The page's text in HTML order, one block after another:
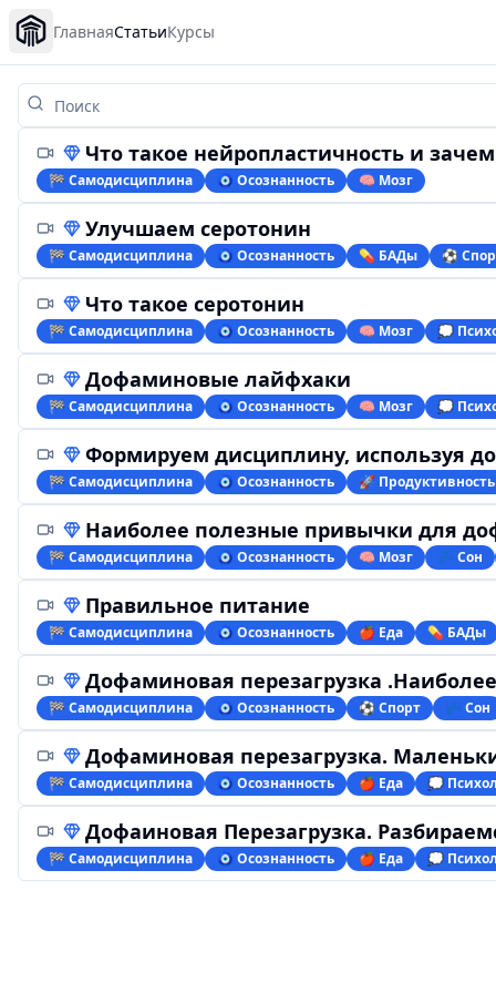
ГлавнаяСтатьиКурсы
Что такое нейропластичность и зачем она нужна
🏁 Самодисциплина 🧿 Осознанность 🧠 Мозг
Улучшаем серотонин
🏁 Самодисциплина 🧿 Осознанность 💊 БАДы ⚽️
Что такое серотонин
🏁 Самодисциплина 🧿 Осознанность 🧠 Мозг 💭
Дофаминовые лайфхаки
🏁 Самодисциплина 🧿 Осознанность 🧠 Мозг 💭
Формируем дисциплину, используя
🏁 Самодисциплина 🧿 Осознанность 🚀 Продуктивность
Наиболее полезные привычки для
🏁 Самодисциплина 🧿 Осознанность 🧠 Мозг 💤 Сон
Правильное питание
🏁 Самодисциплина 🧿 Осознанность 🍎 Еда 💊 БАДы
Дофаминовая перезагрузка .Наиболее
🏁 Самодисциплина 🧿 Осознанность ⚽️ Спорт 💤 Сон
Дофаминовая перезагрузка.
🏁 Самодисциплина 🧿 Осознанность 🍎 Еда 💭
Дофаиновая Перезагрузка.
🏁 Самодисциплина 🧿 Осознанность 🍎 Еда 💭